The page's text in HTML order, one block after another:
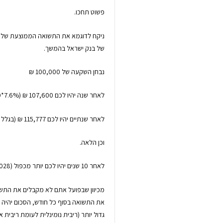
פשוט תחכו.
של בנק ישראל בהמשך.
נבחן השקעה של 100,000 ₪
לאחר שנה יהיו לכם 107,600 ₪ (7.6%*100,000 + 100,000)
לאחר שנתיים יהיו לכם 115,777 ₪ (בגלל אפקט הריבית דריבית: 7.6%*107,600 + 107,600).
וכן הלאה.
לאחר 10 שנים יהיו לכם יותר מכפול (208,028 ₪).
מכיוון שבפועל אתם לא מקבלים את
גדול יותר (ריבית נומינלית לעומת